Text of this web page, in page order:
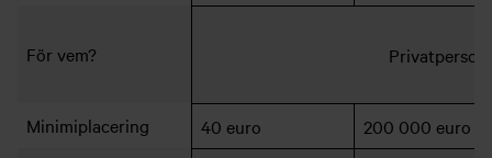
För vem?
Minimiplacering 40 euro 200 000 euro